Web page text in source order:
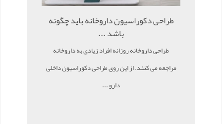
طراحی دکوراسیون داروخانه باید چگونه
باشد ...
طراحی داروخانه روزانه افراد زیادی به داروخانه
مراجعه می کنند. از این روی طراحی دکوراسیون داخلی
دارو ...